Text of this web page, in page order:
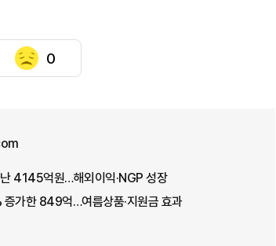
0
4145억원…해외이익·NGP 성장
가한 849억…여름상품·지원금 효과